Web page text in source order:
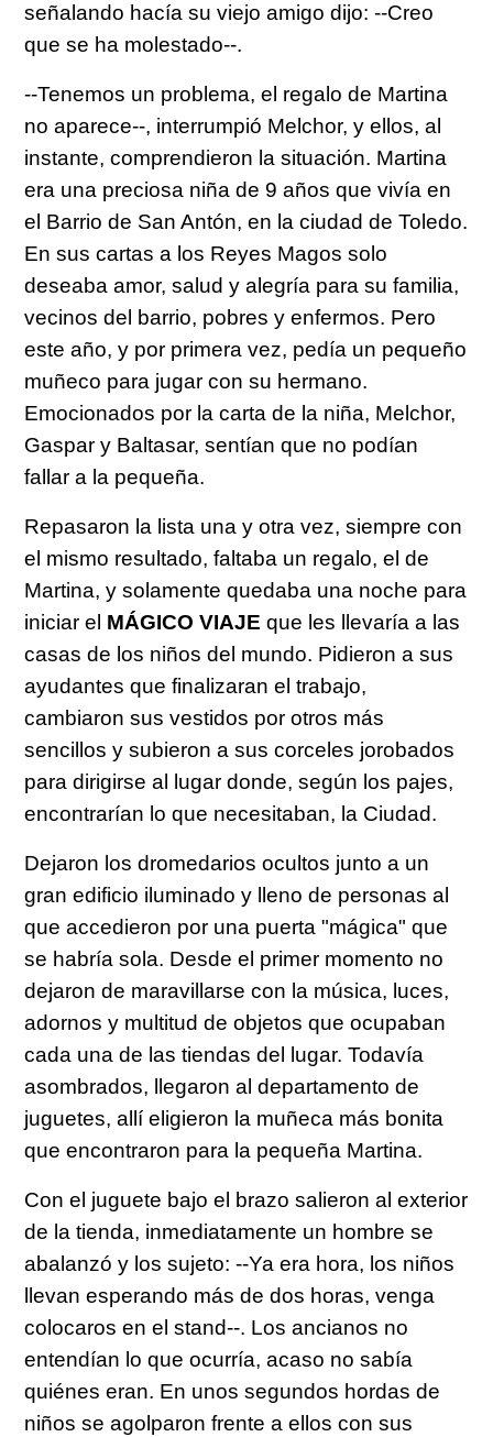
señalando hacía su viejo amigo dijo:--Creo
que se ha molestado--.
--Tenemos un problema, el regalo de Martina
no aparece--, interrumpió Melchor, y ellos, al
instante, comprendieron la situación. Martina
era una preciosa niña de 9 años que vivía en
el Barrio de San Antón, en la ciudad de Toledo.
En sus cartas a los Reyes Magos solo
deseaba amor, salud y alegría para su familia,
vecinos del barrio, pobres y enfermos. Pero
este año, y por primera vez, pedía un pequeño
muñeco para jugar con su hermano.
Emocionados por la carta de la niña, Melchor,
Gaspar y Baltasar, sentían que no podían
fallar a la pequeña.
Repasaron la lista una y otra vez, siempre con
el mismo resultado, faltaba un regalo, el de
Martina, y solamente quedaba una noche para
iniciar el MÁGICO VIAJEque les llevaría a las
casas de los niños del mundo. Pidieron a sus
ayudantes que finalizaran el trabajo,
cambiaron sus vestidos por otros más
sencillos y subieron a sus corceles jorobados
para dirigirse al lugar donde, según los pajes,
encontrarían lo que necesitaban, la Ciudad.
Dejaron los dromedarios ocultos junto a un
gran edificio iluminado y lleno de personas al
que accedieron por una puerta "mágica" que
se habría sola. Desde el primer momento no
dejaron de maravillarse con la música, luces,
adornos y multitud de objetos que ocupaban
cada una de las tiendas del lugar. Todavía
asombrados, llegaron al departamento de
juguetes, allí eligieron la muñeca más bonita
que encontraron para la pequeña Martina.
Con el juguete bajo el brazo salieron al exterior
de la tienda, inmediatamente un hombre se
abalanzó y los sujeto:--Ya era hora, los niños
llevan esperando más de dos horas, venga
colocaros en el stand--. Los ancianos no
entendían lo que ocurría, acaso no sabía
quiénes eran. En unos segundos hordas de
niños se agolparon frente a ellos con sus